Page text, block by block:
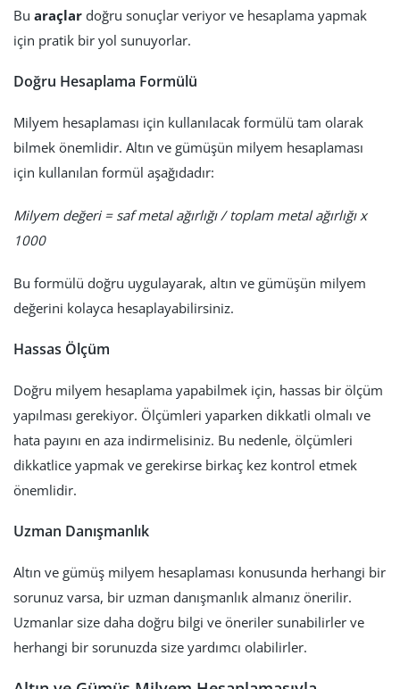
Bu araçlar doğru sonuçlar veriyor ve hesaplama yapmak
için pratik bir yol sunuyorlar.
Doğru Hesaplama Formülü
Milyem hesaplaması için kullanılacak formülü tam olarak
bilmek önemlidir. Altın ve gümüşün milyem hesaplaması
için kullanılan formül aşağıdadır:
Milyem değeri = saf metal ağırlığı / toplam metal ağırlığı x
1000
Bu formülü doğru uygulayarak, altın ve gümüşün milyem
değerini kolayca hesaplayabilirsiniz.
Hassas Ölçüm
Doğru milyem hesaplama yapabilmek için, hassas bir ölçüm
yapılması gerekiyor. Ölçümleri yaparken dikkatli olmalı ve
hata payını en aza indirmelisiniz. Bu nedenle, ölçümleri
dikkatlice yapmak ve gerekirse birkaç kez kontrol etmek
önemlidir.
Uzman Danışmanlık
Altın ve gümüş milyem hesaplaması konusunda herhangi bir
sorunuz varsa, bir uzman danışmanlık almanız önerilir.
Uzmanlar size daha doğru bilgi ve öneriler sunabilirler ve
herhangi bir sorunuzda size yardımcı olabilirler.